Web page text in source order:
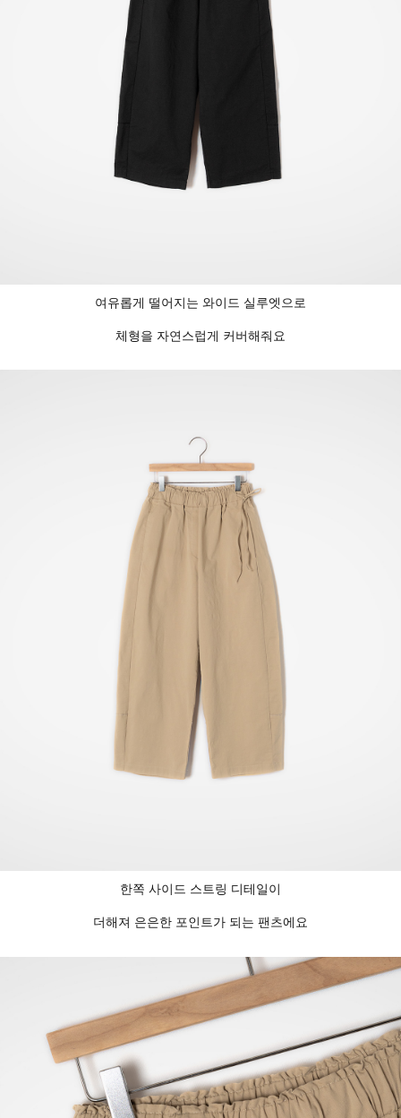
여유롭게 떨어지는 와이드 실루엣으로
체형을 자연스럽게 커버해줘요
한쪽 사이드 스트링 디테일이
더해져 은은한 포인트가 되는 팬츠에요